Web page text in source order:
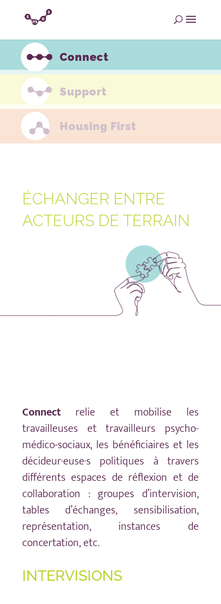
Connect
Support
Housing First
ÉCHANGER ENTRE
ACTEURS DE TERRAIN
Connectrelie et mobilise les
travailleuses et travailleurs psycho-
médico-sociaux, les bénéficiaires et les
décideur·euse·s politiques à travers
différents espaces de réflexion et de
collaboration : groupes d’intervision,
tables d’échanges, sensibilisation,
représentation, instances de
concertation, etc.
INTERVISIONS